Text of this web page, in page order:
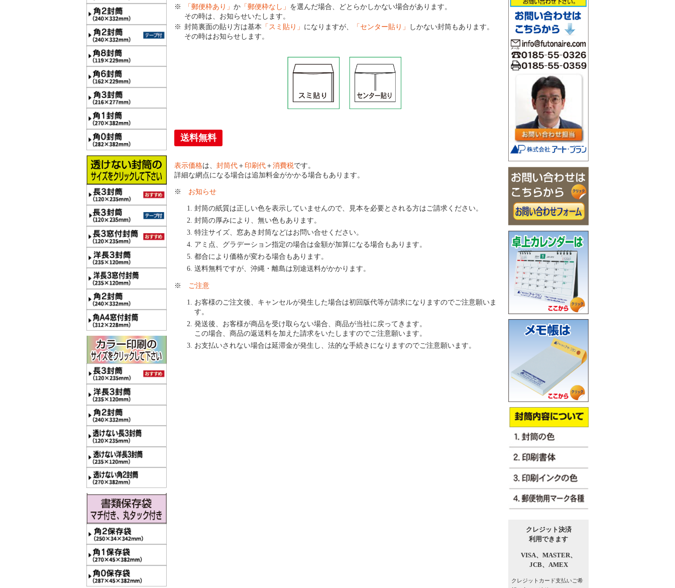
「郵便枠あり」 か 「郵便枠なし」 を選んだ場合、どとらかしかない場合があります。
その時は、お知らせいたします。
封筒裏面の貼り方は基本 「スミ貼り」 になりますが、 「センター貼り」
しかない封筒もあります。
その時はお知らせします。
送料無料
表示価格は、 封筒代 ＋ 印刷代 ＋ 消費税です。
詳細な網点になる場合は追加料金がかかる場合もあります。
※ お知らせ
封筒の紙質は正しい色を表示していませんので、見本を必要とされる方はご請求ください。
封筒の厚みにより、無い色もあります。
特注サイズ、窓あき封筒などはお問い合せください。
アミ点、グラデーション指定の場合は金額が加算になる場合もあります。
都合により価格が変わる場合もあります。
送料無料ですが、沖縄・離島は別途送料がかかります。
※ ご注意
お客様のご注文後、キャンセルが発生した場合は初回版代等が請求になりますのでご注意願いま
す。
発送後、お客様が商品を受け取らない場合、商品が当社に戻ってきます。
この場合、商品の返送料を加えた請求をいたしますのでご注意願います。
お支払いされない場合は延滞金が発生し、法的な手続きになりますのでご注意願います。
クレジット決済
利用できます
VISA、 MASTER、
JCB、 AMEX
クレジットカード支払いご希